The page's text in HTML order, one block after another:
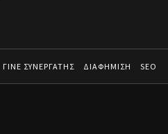
ΓΙΝΕ ΣΥΝΕΡΓΑΤΗΣ ΔΙΑΦΗΜΙΣΗ SEO